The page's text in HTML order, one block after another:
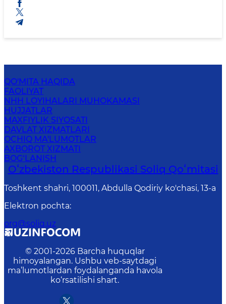
QO'MITA HAQIDA
FAOLIYAT
NHH LOYIHALARI MUHOKAMASI
HUJJATLAR
MAXFIYLIK SIYOSATI
DAVLAT XIZMATLARI
OCHIQ MA'LUMOTLAR
AXBOROT XIZMATI
BOG‘LANISH
Oʻzbekiston Respublikasi Soliq Qoʻmitasi
Toshkent shahri, 100011, Abdulla Qodiriy ko'chasi, 13-a
Elektron pochta:
org@soliq.uz
© 2001-2026 Barcha huquqlar
himoyalangan. Ushbu veb-saytdagi
ma’lumotlardan foydalanganda havola
ko‘rsatilishi shart.